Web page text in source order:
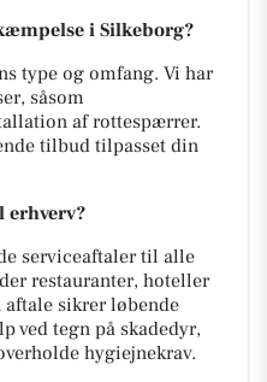
i Silkeborg?
type og omfang. Vi har
såsom
af rottespærrer.
tilbud tilpasset din
erhverv?
serviceaftaler til alle
restauranter, hoteller
sikrer løbende
ved tegn på skadedyr,
hygiejnekrav.